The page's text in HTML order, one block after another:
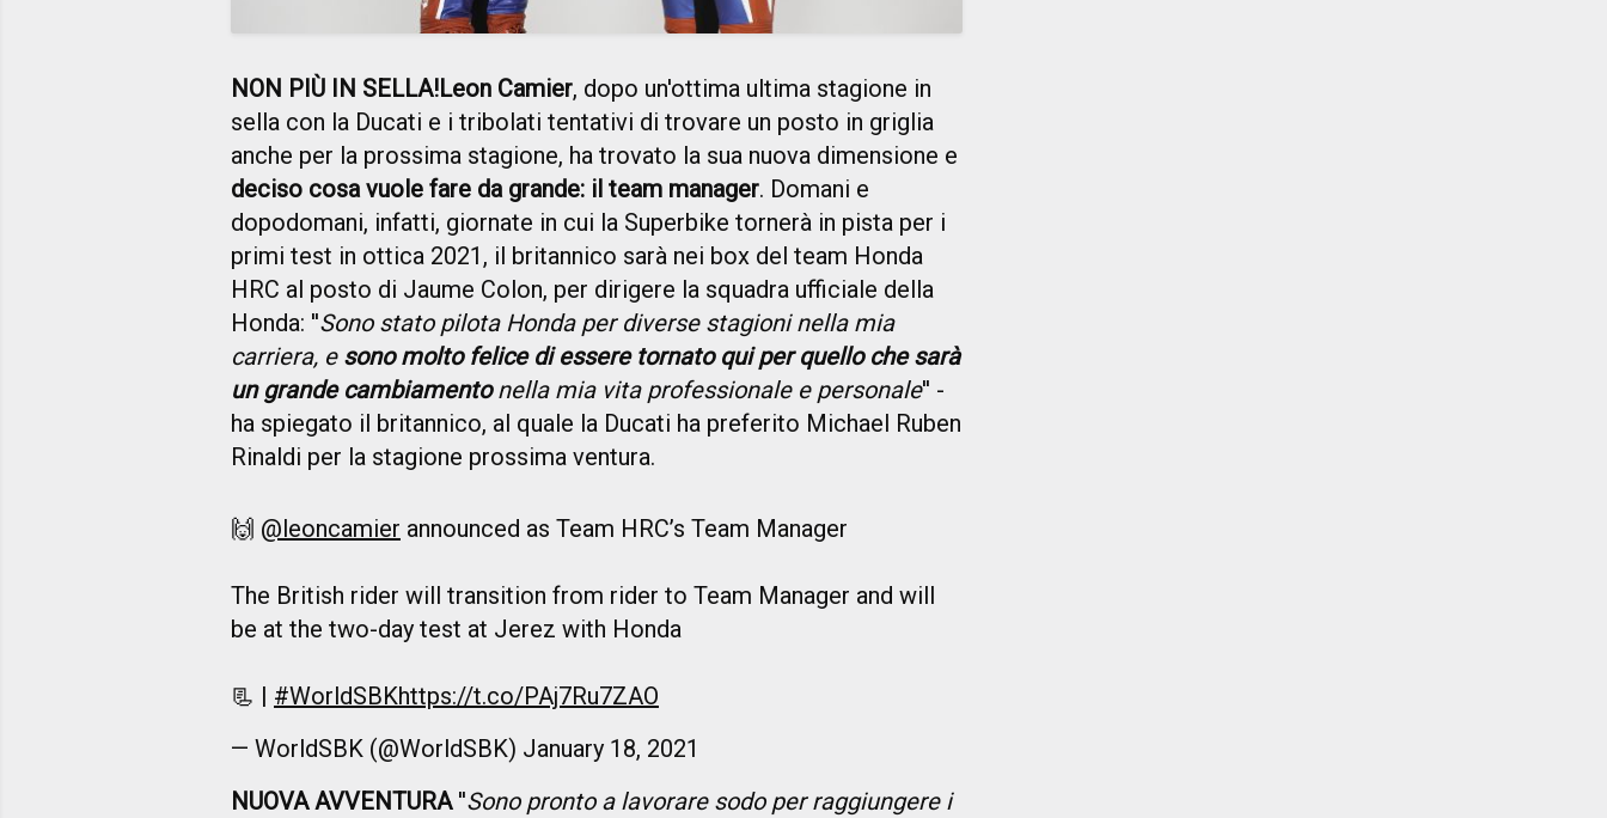
NON PIÙ IN SELLA!Leon Camier, dopo un'ottima ultima stagione in
sella con la Ducati e i tribolati tentativi di trovare un posto in griglia
anche per la prossima stagione, ha trovato la sua nuova dimensione e
deciso cosa vuole fare da grande: il team manager. Domani e
dopodomani, infatti, giornate in cui la Superbike tornerà in pista per i
primi test in ottica 2021, il britannico sarà nei box del team Honda
HRC al posto di Jaume Colon, per dirigere la squadra ufficiale della
Honda: ''Sono stato pilota Honda per diverse stagioni nella mia
carriera, e sono molto felice di essere tornato qui per quello che sarà
un grande cambiamentonella mia vita professionale e personale'' -
ha spiegato il britannico, al quale la Ducati ha preferito Michael Ruben
Rinaldi per la stagione prossima ventura.
🙌 @leoncamier announced as Team HRC’s Team Manager
The British rider will transition from rider to Team Manager and will
be at the two-day test at Jerez with Honda
📃 | #WorldSBKhttps://t.co/PAj7Ru7ZAO
— WorldSBK (@WorldSBK) January 18, 2021
NUOVA AVVENTURA ''Sono pronto a lavorare sodo per raggiungere i